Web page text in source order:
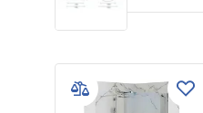
Kraani tüüp
Vanni tilaustoru
df